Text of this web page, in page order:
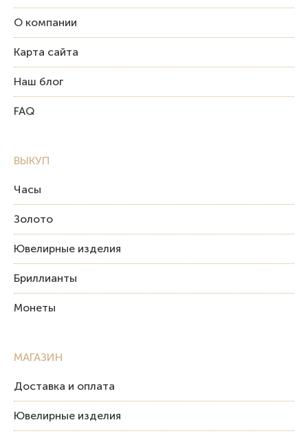
О компании
Карта сайта
Наш блог
FAQ
ВЫКУП
Часы
Золото
Ювелирные изделия
Бриллианты
Монеты
МАГАЗИН
Доставка и оплата
Ювелирные изделия